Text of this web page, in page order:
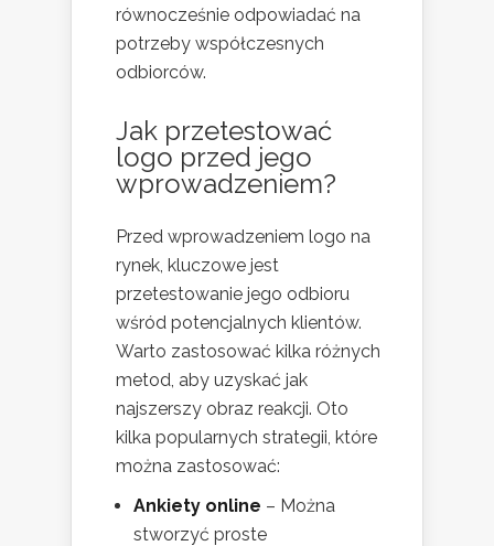
równocześnie odpowiadać na
potrzeby współczesnych
odbiorców.
Jak przetestować
logo przed jego
wprowadzeniem?
Przed wprowadzeniem logo na
rynek, kluczowe jest
przetestowanie jego odbioru
wśród potencjalnych klientów.
Warto zastosować kilka różnych
metod, aby uzyskać jak
najszerszy obraz reakcji. Oto
kilka popularnych strategii, które
można zastosować:
Ankiety online – Można
stworzyć proste